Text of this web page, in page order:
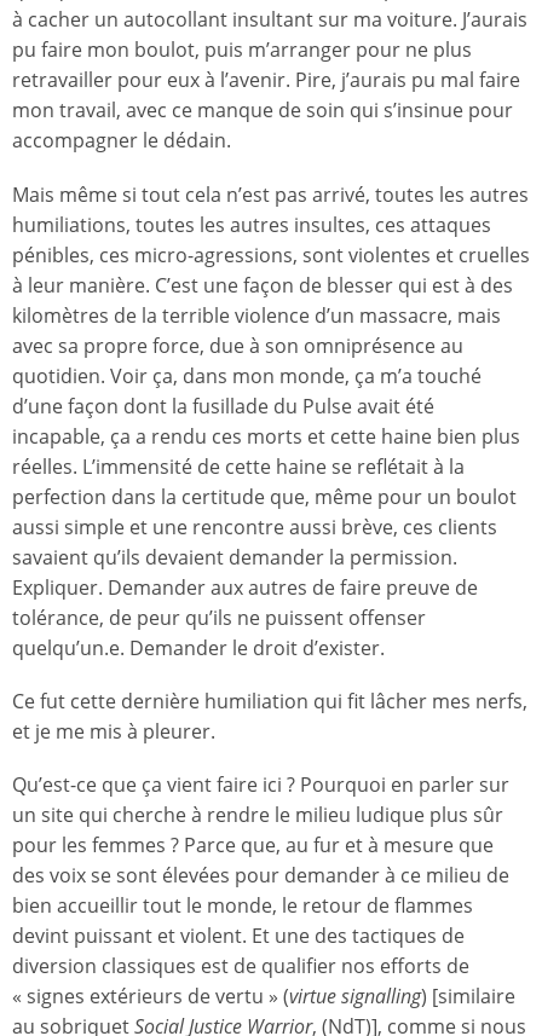
à cacher un autocollant insultant sur ma voiture. J’aurais
pu faire mon boulot, puis m’arranger pour ne plus
retravailler pour eux à l’avenir. Pire, j’aurais pu mal faire
mon travail, avec ce manque de soin qui s’insinue pour
accompagner le dédain.
Mais même si tout cela n’est pas arrivé, toutes les autres
humiliations, toutes les autres insultes, ces attaques
pénibles, ces micro-agressions, sont violentes et cruelles
à leur manière. C’est une façon de blesser qui est à des
kilomètres de la terrible violence d’un massacre, mais
avec sa propre force, due à son omniprésence au
quotidien. Voir ça, dans mon monde, ça m’a touché
d’une façon dont la fusillade du Pulse avait été
incapable, ça a rendu ces morts et cette haine bien plus
réelles. L’immensité de cette haine se reflétait à la
perfection dans la certitude que, même pour un boulot
aussi simple et une rencontre aussi brève, ces clients
savaient qu’ils devaient demander la permission.
Expliquer. Demander aux autres de faire preuve de
tolérance, de peur qu’ils ne puissent offenser
quelqu’un.e. Demander le droit d’exister.
Ce fut cette dernière humiliation qui fit lâcher mes nerfs,
et je me mis à pleurer.
Qu’est-ce que ça vient faire ici ? Pourquoi en parler sur
un site qui cherche à rendre le milieu ludique plus sûr
pour les femmes ? Parce que, au fur et à mesure que
des voix se sont élevées pour demander à ce milieu de
bien accueillir tout le monde, le retour de flammes
devint puissant et violent. Et une des tactiques de
diversion classiques est de qualifier nos efforts de
« signes extérieurs de vertu » (virtue signalling) [similaire
au sobriquetSocial Justice Warrior, (NdT)], comme si nous